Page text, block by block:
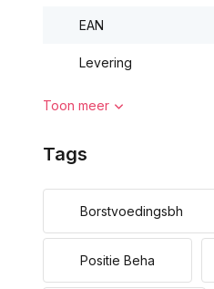
EAN
Levering
Toon meer
Tags
Borstvoedingsbh
Positie Beha